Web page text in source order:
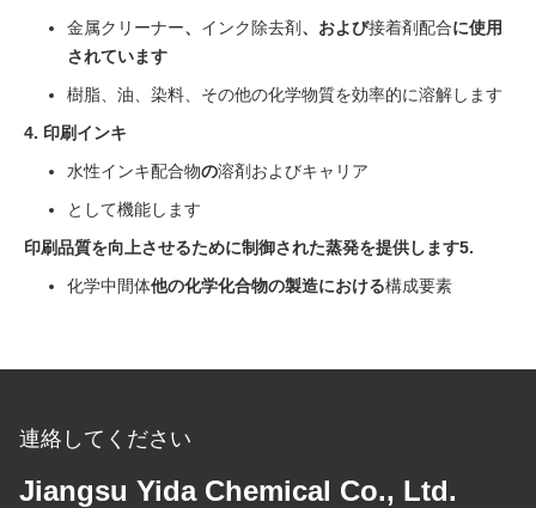
金属クリーナー、 インク除去剤 、および接着剤配合に使用
されています
樹脂、油、染料、その他の化学物質を効率的に溶解します
4. 印刷インキ
水性インキ配合物の溶剤およびキャリア
として機能します
印刷品質を向上させるために制御された蒸発を提供します5.
化学中間体他の化学化合物の製造における構成要素
連絡してください
Jiangsu Yida Chemical Co., Ltd.